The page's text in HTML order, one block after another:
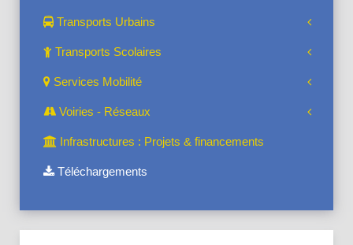
Transports Urbains
Transports Scolaires
Services Mobilité
Voiries - Réseaux
Infrastructures : Projets & financements
Téléchargements